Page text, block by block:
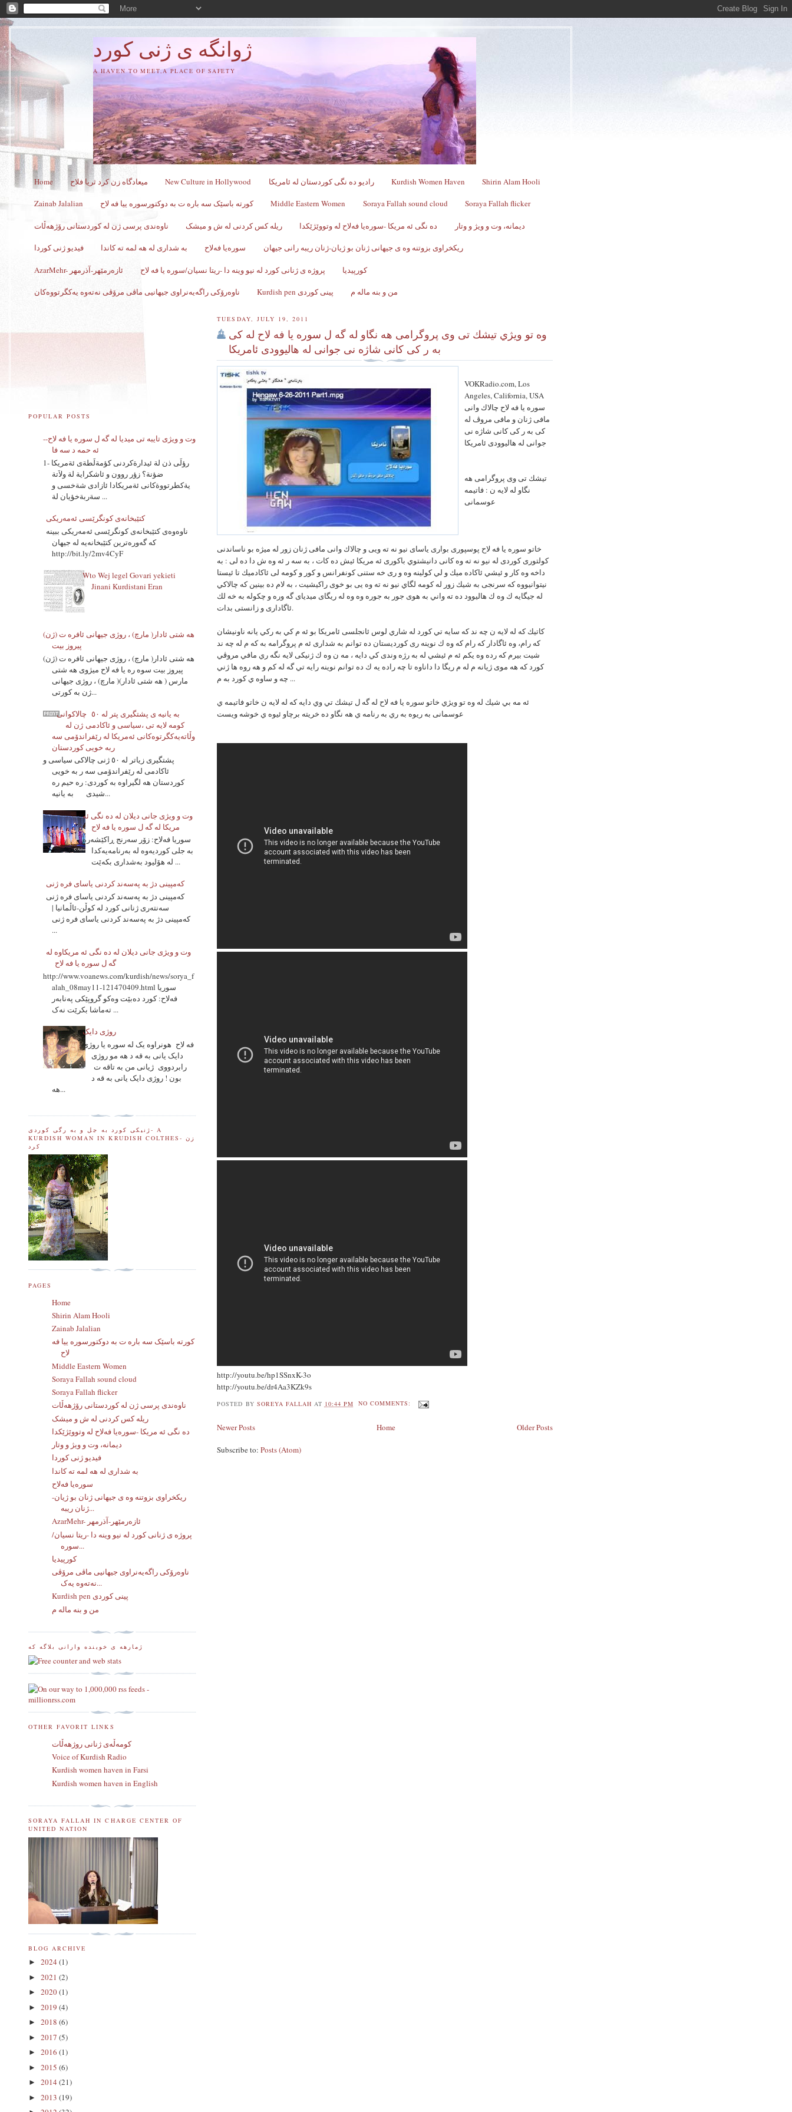
ژوانگه‌ ی ژنی كورد
A HAVEN TO MEET,A PLACE OF SAFETY
Home میعادگاه زن كرد ثریا فلاح New Culture in Hollywood رادیو ده نگی کوردستان له ئامریکا Kurdish Women Haven Shirin Alam Hooli
Zainab Jalalian کورته باسێک سه باره ت به دوکتورسوره ییا فه لاح Middle Eastern Women Soraya Fallah sound cloud Soraya Fallah flicker
ناوەندی پرسی ژن لە کوردستانی رۆژهەڵات ریله کس کردنی له ش و میشک ده نگی ئه مریکا -سوره‌یا فه‌لاح له‌ وتووێژێکدا دیمانە، وت و ویژ و وتار
فیدیو ژنی کوردا به شداری له هه لمه ته کاندا سورەیا فەلاح ریکخراوی بزوتنه وه ی جیهانی ژنان بو ژیان-ژنان ریبه رانی جیهان
AzarMehr- ئازەرمێهر-آذرمهر پروژه ی ژنانی کورد له نیو وینه دا -ریتا نسیان/سوره یا فه لاح کورپیدیا
ناوەرۆکی راگەیەنراوی جیهانیی ماڤی مرۆڤی نەتەوە یەکگرتووەکان Kurdish pen پینی کوردی من و بنه ماله م
TUESDAY, JULY 19, 2011
وه تو ويژي تيشك تى وى پروگرامى هه نگاو له گه ل سوره يا فه لاح له كى
به ر كى كانى شاژه نى جوانى له هاليوودى ئامريكا
VOKRadio.com, Los
Angeles, California, USA
سوره يا فه لاح چالاك وانى
مافى ژنان و مافى مروڤ له
كى به ر كى كانى شاژه نى
جوانى له هاليوودى ئامريكا
تيشك تى وى پروگرامى هه
نگاو له لايه ن : فاتيمه
عوسمانى
خاتو سوره يا فه لاح پوسپورى بوارى ياساى نيو نه ته ويى و چالاك وانى مافى ژنان زور له ميژه بو ناساندنى
كولتورى كوردى له نيو نه ته وه كانى دانيشتوي باكورى ئه مريكا ئيش ده كات ، به سه ر ئه وه ش دا ده لى : به
داخه وه كار و ئيشي ئاكاده ميك و لي كولينه وه و رى خه ستنى كونفرانس و كور و كومه لى ئاكادميك تا ئيستا
نيتوانيووه كه سرنجى به شيك زور له كومه لگاي نيو نه ته وه يى بو خوى راكيشيت ، به لام ده بينين كه چالاكي
له جيگايه ك وه ك هاليوود ده ته واني به هوى جور به جوره وه وه له ريگاى ميدياى گه وره و چكوله به خه لك
ئاگادارى و زانستى بدات.
كاتيك كه له لايه ن چه ند كه سايه تي كورد له شاري لوس ئانجلسى ئامريكا بو ئه م كي به ركي يانه ناونيشان
كه رام، وه ئاگادار كه رام كه وه ك نوينه رى كورديستان ده توانم به شدارى ئه م پروگرامه به كه م له چه ند
شيت بيرم كه رده وه يكم ئه م ئيشي له به رژه وندى كي دايه ، مه ن وه ك ژنيكى لايه نگه ري مافي مروڤي
كورد كه هه موى ژيانه م له م ريگا دا داناوه تا چه راده يه ك ده توانم نوينه رايه تي گه له كم و هه روه ها ژني
چه و ساوه ي كورد به م ...
ئه مه بي شيك له وه تو ويژي خاتو سوره يا فه لاح له گه ل تيشك تي وي دايه كه له لايه ن خاتو فاتيمه ي
عوسمانى به ريوه به ري به رنامه ي هه نگاو ده خريته برچاو ئيوه ي خوشه ويست
http://youtu.be/hp1SSnxK-3o
http://youtu.be/dr4Aa3KZk9s
POSTED BY SOREYA FALLAH AT 10:44 PM NO COMMENTS:
Newer Posts Older Posts
Home
Subscribe to:Posts (Atom)
POPULAR POSTS
وت و ویژی تایبه تی میدیا له گه ل سوره یا فه لاح--
ئه حمه د سه فا
1- رؤلَى ذن لة ئيدارةكردنى كؤمةلَطةى ئةمريكا
ضؤنة؟ زؤر روون و ئاشكراية لة ولاَتة
يةكطرتووةكانى ئةمريكادا ئازادى شةخسى و
سةربةخؤيان لة ...
کتێبخانەی کونگرێسی ئه‌مه‌ریکی
ناوه‌وه‌ی کتێبخانەی کونگرێسی ئه‌مه‌ریکی ببینه‌
که‌ گه‌وره‌ترین کتێبخانەیه‌ له‌ جیهان
http://bit.ly/2mv4CyF
Wto Wej legel Govari yekieti
Jinani Kurdistani Eran
هه شتی ئادار( مارچ) ، روژی جیهانی ئافره ت (ژن)
پیروز بیت
هه شتی ئادار( مارچ) ، روژی جیهانی ئافره ت (ژن)
پیروز بیت سوه ره یا فه لاح میژوی هه شتی
مارس ( هه شتی ئادار)( مارچ) ، روژی جیهانی
ژن به کورتی...
به یانیه ی پشتگیری پتر له ٥٠ چالاکوانى
کومه لایه تی ،سیاسی و ئاکادمی ژن له
وڵاتەیەکگرتوەکانی ئەمریکا له رێفراندۆمی سه
ربه خویی کوردستان
پشتگیری زیاتر له ٥٠ ژنی چالاکی سیاسی و
ئاکادمی له رێفراندۆمی سه ر به خویی
کوردستان هه لگیراوه به کوردی: ره حیم ره
شیدی به یانیه...
وت و ویژی جانی دیلان له ده نگی ئه
مریکا له گه ل سوره یا فه لاح
سوریا فه‌لاح: زۆر سه‌رنج ڕاکێشه‌ره‌
به‌ جلی کوردیه‌وه‌ له‌ به‌رنامه‌یه‌کدا
له‌ هۆلیود به‌شداری بکه‌ێت ...
که‌مپینی دژ به‌ په‌سه‌ند کردنی یاسای فره‌ ژنی
که‌مپینی دژ به‌ په‌سه‌ند کردنی یاسای فره‌ ژنی
سه‌نته‌ری ژنانی کورد له‌ کوڵن-ئاڵمانیا |
که‌مپینی دژ به‌ په‌سه‌ند کردنی یاسای فره‌ ژنی
...
وت و ویژی جانی دیلان له ده نگی ئه مریکاوه له
گه ل سوره یا فه لاح
http://www.voanews.com/kurdish/news/sorya_f
alah_08may11-121470409.html سوریا
فه‌لاح: کورد ده‌بێت وه‌کو گروپێکی په‌نابه‌ر
ته‌ماشا بکرێت نه‌ک ...
روژی دایک
فه لاح هونراوه یک له سوره یا روژی
دایک یانی به قه د هه مو روژی
رابردووی ژیانی من به تاقه ت
بون ! روژی دایک یانی به قه د
هه...
ژنیکی کورد به جل و به رگی کوردی- A
KURDISH WOMAN IN KRUDISH COLTHES- زن
کرد
PAGES
Home
Shirin Alam Hooli
Zainab Jalalian
کورته باسێک سه باره ت به دوکتورسوره ییا فه
لاح
Middle Eastern Women
Soraya Fallah sound cloud
Soraya Fallah flicker
ناوەندی پرسی ژن لە کوردستانی رۆژهەڵات
ریله کس کردنی له ش و میشک
ده نگی ئه مریکا -سوره‌یا فه‌لاح له‌ وتووێژێکدا
دیمانە، وت و ویژ و وتار
فیدیو ژنی کوردا
به شداری له هه لمه ته کاندا
سورەیا فەلاح
ریکخراوی بزوتنه وه ی جیهانی ژنان بو ژیان-
ژنان ریبه...
AzarMehr- ئازەرمێهر-آذرمهر
پروژه ی ژنانی کورد له نیو وینه دا -ریتا نسیان/
سوره...
کورپیدیا
ناوەرۆکی راگەیەنراوی جیهانیی ماڤی مرۆڤی
نەتەوە یەک...
Kurdish pen پینی کوردی
من و بنه ماله م
ژمارهه ی خوینده وارانی بلاگه که
OTHER FAVORIT LINKS
كومه‌ڵه‌ی ژنانی روژهه‌ڵات
Voice of Kurdish Radio
Kurdish women haven in Farsi
Kurdish women haven in English
SORAYA FALLAH IN CHARGE CENTER OF
UNITED NATION
BLOG ARCHIVE
► 2024 (1)
► 2021 (2)
► 2020(1)
► 2019 (4)
► 2018 (6)
► 2017 (5)
► 2016 (1)
► 2015 (6)
► 2014 (21)
► 2013 (19)